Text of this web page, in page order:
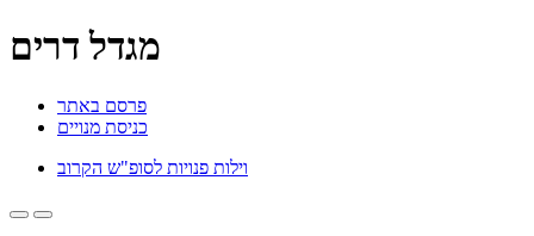
מגדל דרים
פרסם באתר
כניסת מנויים
וילות פנויות לסופ"ש הקרוב